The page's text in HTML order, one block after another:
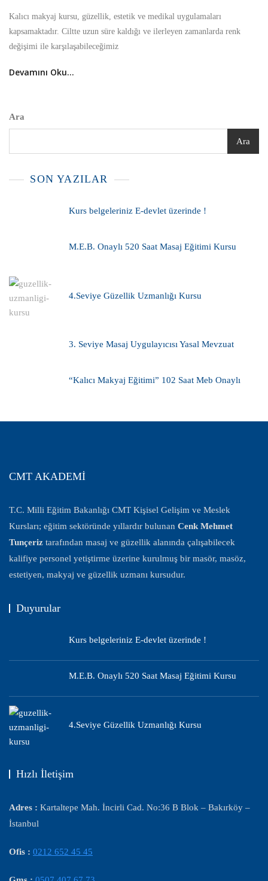
Kalıcı makyaj kursu, güzellik, estetik ve medikal uygulamaları
kapsamaktadır. Ciltte uzun süre kaldığı ve ilerleyen zamanlarda renk
değişimi ile karşılaşabileceğimiz
Devamını Oku...
Ara
Ara
SON YAZILAR
Kurs belgeleriniz E-devlet üzerinde !
M.E.B. Onaylı 520 Saat Masaj Eğitimi Kursu
4.Seviye Güzellik Uzmanlığı Kursu
3. Seviye Masaj Uygulayıcısı Yasal Mevzuat
“Kalıcı Makyaj Eğitimi” 102 Saat Meb Onaylı
CMT AKADEMİ
T.C. Milli Eğitim Bakanlığı CMT Kişisel Gelişim ve Meslek
Kursları; eğitim sektöründe yıllardır bulunan Cenk Mehmet
Tunçeriz tarafından masaj ve güzellik alanında çalışabilecek
kalifiye personel yetiştirme üzerine kurulmuş bir masör, masöz,
estetiyen, makyaj ve güzellik uzmanı kursudur.
Duyurular
Kurs belgeleriniz E-devlet üzerinde !
M.E.B. Onaylı 520 Saat Masaj Eğitimi Kursu
4.Seviye Güzellik Uzmanlığı Kursu
Hızlı İletişim
Adres : Kartaltepe Mah. İncirli Cad. No:36 B Blok – Bakırköy –
İstanbul
Ofis : 0212 652 45 45